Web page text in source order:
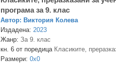
програма за 9. клас
Автор: Виктория Колева
Издадена: 2023
Жанр: За 9. клас
кн. 6 от поредица Класиките,
Размери: 0x0